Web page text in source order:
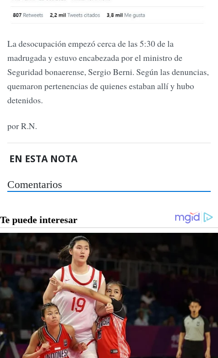
La desocupación empezó cerca de las 5:30 de la
madrugada y estuvo encabezada por el ministro de
Seguridad bonaerense, Sergio Berni. Según las denuncias,
quemaron pertenencias de quienes estaban allí y hubo
detenidos.
por R.N.
EN ESTA NOTA
Comentarios